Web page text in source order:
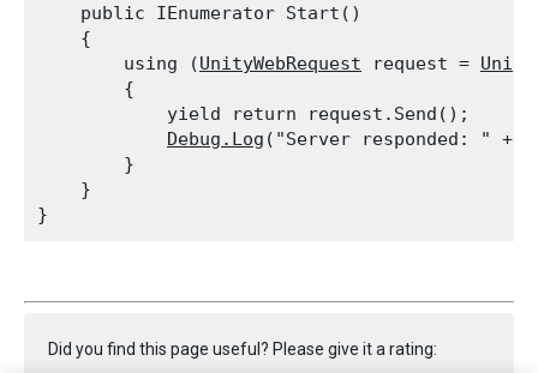
    public IEnumerator Start()
    {
        using (
UnityWebRequest request =
        {
            yield return request.Send();
Debug.Log ("Server responded: " +
        }
    }
Did you find this page useful? Please give it a rating: